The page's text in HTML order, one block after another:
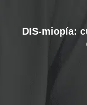
DIS-miopía: